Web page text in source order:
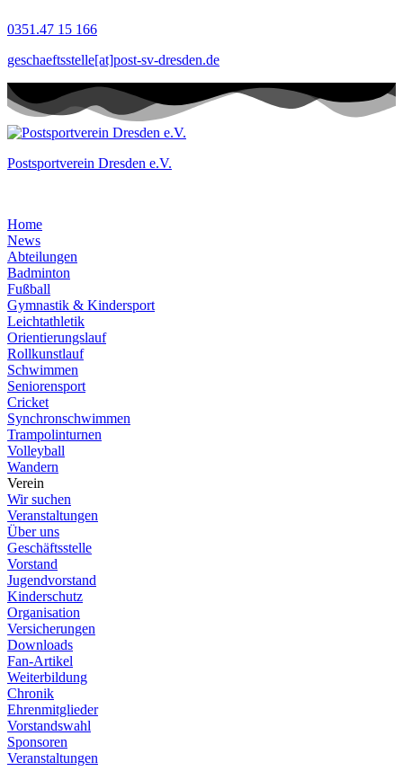
Inhalt
0351.47 15 166
geschaeftsstelle[at]post-sv-dresden.de
Postsportverein Dresden e.V.
Home
News
Abteilungen
Badminton
Fußball
Gymnastik & Kindersport
Leichtathletik
Orientierungslauf
Rollkunstlauf
Schwimmen
Seniorensport
Cricket
Synchronschwimmen
Trampolinturnen
Volleyball
Wandern
Verein
Wir suchen
Veranstaltungen
Über uns
Geschäftsstelle
Vorstand
Jugendvorstand
Kinderschutz
Organisation
Versicherungen
Downloads
Fan-Artikel
Weiterbildung
Chronik
Ehrenmitglieder
Vorstandswahl
Sponsoren
Veranstaltungen